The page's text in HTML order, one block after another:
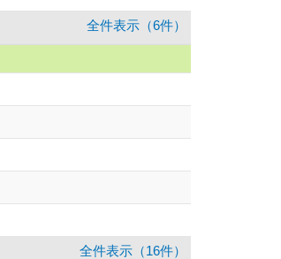
全件表示（6件）
全件表示（16件）